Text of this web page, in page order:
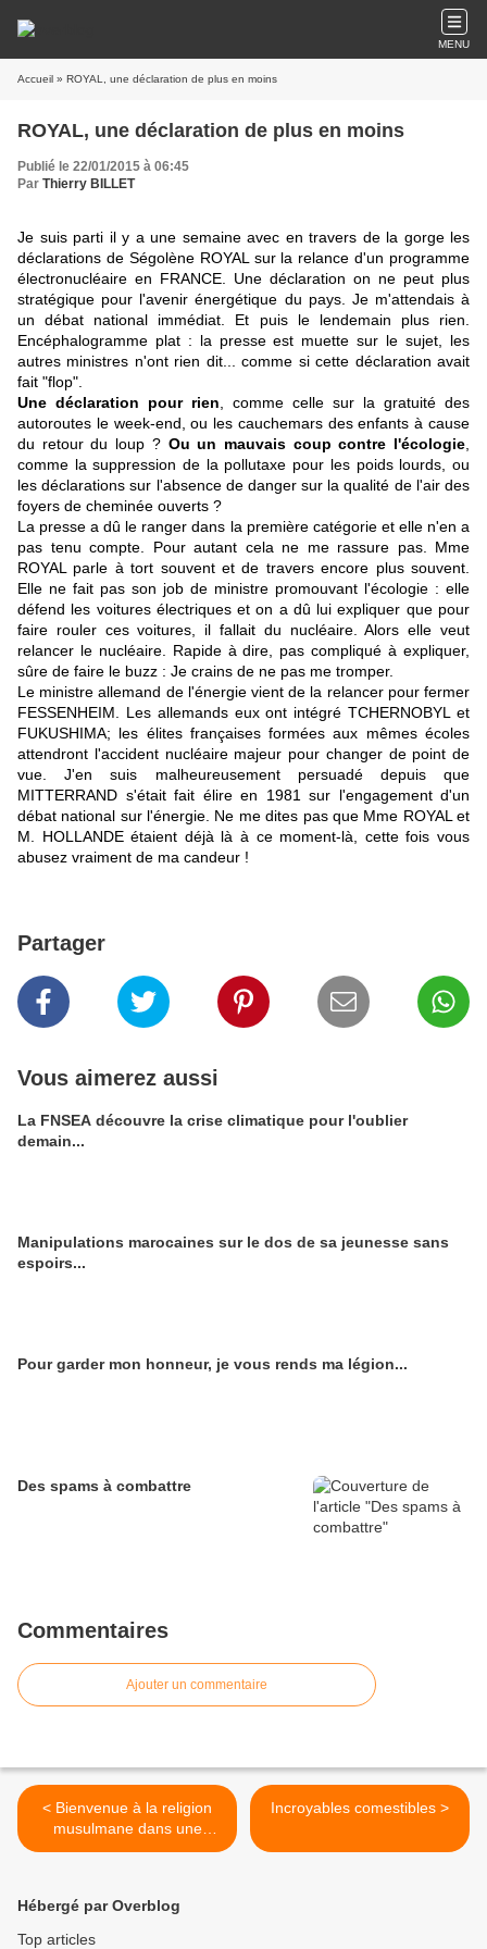
MENU
Accueil » ROYAL, une déclaration de plus en moins
ROYAL, une déclaration de plus en moins
Publié le 22/01/2015 à 06:45
Par Thierry BILLET
Je suis parti il y a une semaine avec en travers de la gorge les
déclarations de Ségolène ROYAL sur la relance d'un programme
électronucléaire en FRANCE. Une déclaration on ne peut plus
stratégique pour l'avenir énergétique du pays. Je m'attendais à
un débat national immédiat. Et puis le lendemain plus rien.
Encéphalogramme plat : la presse est muette sur le sujet, les
autres ministres n'ont rien dit... comme si cette déclaration avait
fait "flop".
Une déclaration pour rien , comme celle sur la gratuité des
autoroutes le week-end, ou les cauchemars des enfants à cause
du retour du loup ?Ou un mauvais coup contre l'écologie
comme la suppression de la pollutaxe pour les poids lourds, ou
les déclarations sur l'absence de danger sur la qualité de l'air des
foyers de cheminée ouverts ?
La presse a dû le ranger dans la première catégorie et elle n'en a
pas tenu compte. Pour autant cela ne me rassure pas. Mme
ROYAL parle à tort souvent et de travers encore plus souvent.
Elle ne fait pas son job de ministre promouvant l'écologie : elle
défend les voitures électriques et on a dû lui expliquer que pour
faire rouler ces voitures, il fallait du nucléaire. Alors elle veut
relancer le nucléaire. Rapide à dire, pas compliqué à expliquer,
sûre de faire le buzz : Je crains de ne pas me tromper.
Le ministre allemand de l'énergie vient de la relancer pour fermer
FESSENHEIM. Les allemands eux ont intégré TCHERNOBYL et
FUKUSHIMA; les élites françaises formées aux mêmes écoles
attendront l'accident nucléaire majeur pour changer de point de
vue. J'en suis malheureusement persuadé depuis que
MITTERRAND s'était fait élire en 1981 sur l'engagement d'un
débat national sur l'énergie. Ne me dites pas que Mme ROYAL et
M. HOLLANDE étaient déjà là à ce moment-là, cette fois vous
abusez vraiment de ma candeur !
Partager
Vous aimerez aussi
La FNSEA découvre la crise climatique pour l'oublier
demain...
Manipulations marocaines sur le dos de sa jeunesse sans
espoirs...
Pour garder mon honneur, je vous rends ma légion...
Des spams à combattre
Commentaires
Ajouter un commentaire
< Bienvenue à la religion
musulmane dans une
France laïque
Incroyables comestibles >
Hébergé par Overblog
Top articles